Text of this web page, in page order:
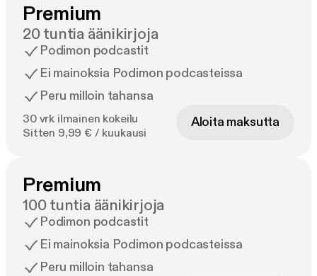
Premium
20 tuntia äänikirjoja
Podimon podcastit
Ei mainoksia Podimon podcasteissa
Peru milloin tahansa
30 vrk ilmainen kokeilu
Sitten 9,99 € / kuukausi
Aloita maksutta
Premium
100 tuntia äänikirjoja
Podimon podcastit
Ei mainoksia Podimon podcasteissa
Peru milloin tahansa